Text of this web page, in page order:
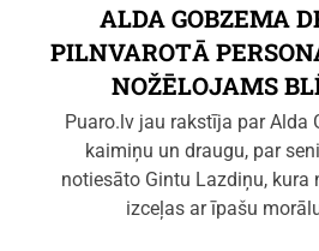
ALDA GOBZEMA
PILNVAROTĀ
NOŽĒLOJAMS
Puaro.lv jau rakstīja par Alda
kaimiņu un draugu, par
notiesāto Gintu Lazdiņu, kura
izceļas ar īpašu